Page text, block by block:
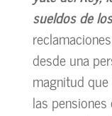
sueldos de
desde una
magnitud
las